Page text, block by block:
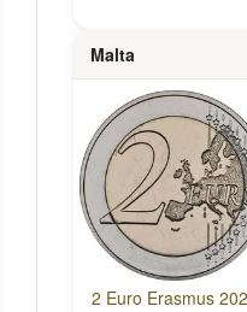
Malta
2 Euro Erasmus